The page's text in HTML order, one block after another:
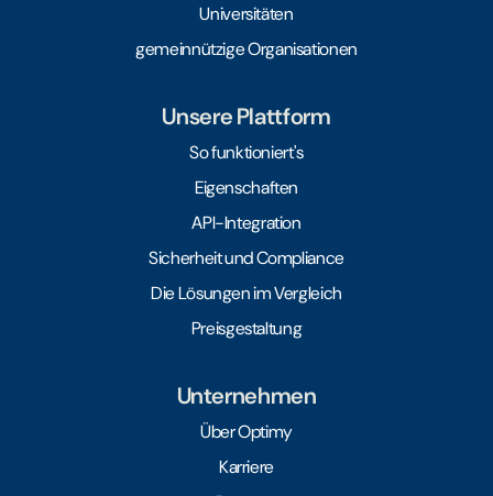
Universitäten
gemeinnützige Organisationen
Unsere Plattform
So funktioniert's
Eigenschaften
API-Integration
Sicherheit und Compliance
Die Lösungen im Vergleich
Preisgestaltung
Unternehmen
Über Optimy
Karriere